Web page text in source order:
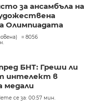
за ансамбъла на
Олимпиадата
8056
БНТ: Греши ли
интелект в
медали
се за: 00:57 мин.